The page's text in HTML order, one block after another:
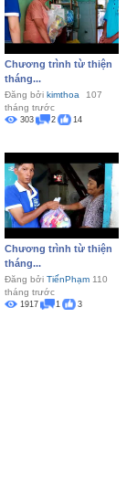
Chương trình từ thiện
tháng...
Đăng bởi kimthoa
107
tháng trước
303 2 14
Chương trình từ thiện
tháng...
Đăng bởi TiếnPhạm 110
tháng trước
1917 1 3